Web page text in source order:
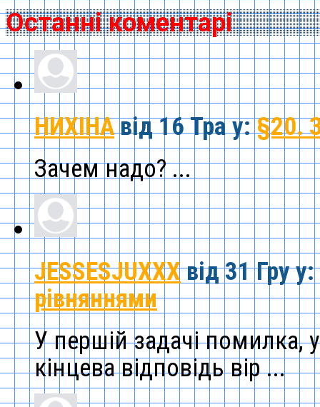
Останні коментарі
НИХІНАвід 16 Трау:§20.
Зачем надо? ...
JESSESJUXXXвід 31 Груу:
рівняннями
У першій задачі помилка,
кінцева відповідь вір ...